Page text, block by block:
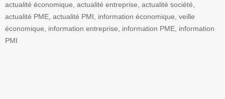
actualité économique, actualité entreprise, actualité société,
actualité PME, actualité PMI, information économique, veille
économique, information entreprise, information PME, information
PMI